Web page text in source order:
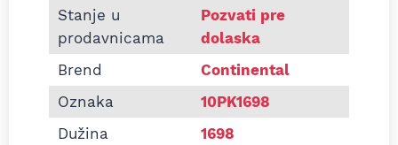
Informacije o Pk kaiš Continental 10PK1698
Stanje u
prodavnicama
Pozvati pre
dolaska
Brend
Continental
Oznaka
10PK1698
Dužina
1698